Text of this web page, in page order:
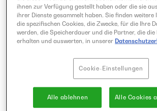
ihnen zur Verfügung gestellt haben oder die sie
ihrer Dienste gesammelt haben. Sie finden
die spezifischen Cookies, die Zwecke, für die Ihre
werden, die Speicherdauer und die Partner, die
erhalten und auswerten, in unserer
Cookie-Einstellungen
Alle ablehnen Alle Cookies